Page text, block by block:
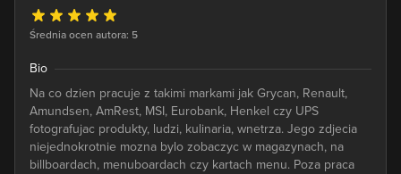
Średnia ocen autora: 5
Bio
Na co dzien pracuje z takimi markami jak Grycan, Renault,
Amundsen, AmRest, MSI, Eurobank, Henkel czy UPS
fotografujac produkty, ludzi, kulinaria, wnetrza. Jego zdjecia
niejednokrotnie mozna bylo zobaczyc w magazynach, na
billboardach, menuboardach czy kartach menu. Poza praca